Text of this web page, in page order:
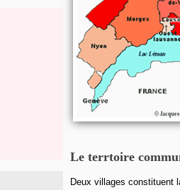
Le terrtoire
Deux villages constituent